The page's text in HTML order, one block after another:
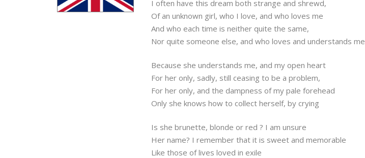
I often have this dream both strange and shrewd,
Of an unknown girl, who I love, and who loves me
And who each time is neither quite the same,
Nor quite someone else, and who loves and understands me
Because she understands me, and my open heart
For her only, sadly, still ceasing to be a problem,
For her only, and the dampness of my pale forehead
Only she knows how to collect herself, by crying
Is she brunette, blonde or red ? I am unsure
Her name? I remember that it is sweet and memorable
Like those of lives loved in exile